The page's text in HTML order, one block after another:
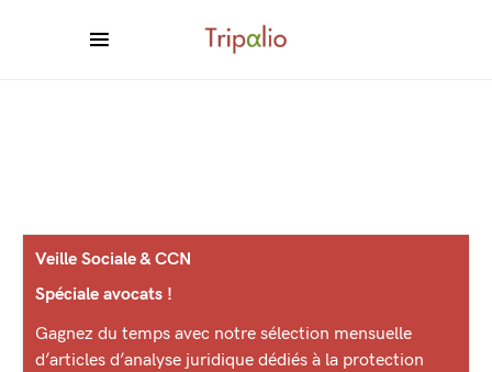
Veille Sociale & CCN
Spéciale avocats !
Gagnez du temps avec notre sélection mensuelle
d’articles d’analyse juridique dédiés à la protection